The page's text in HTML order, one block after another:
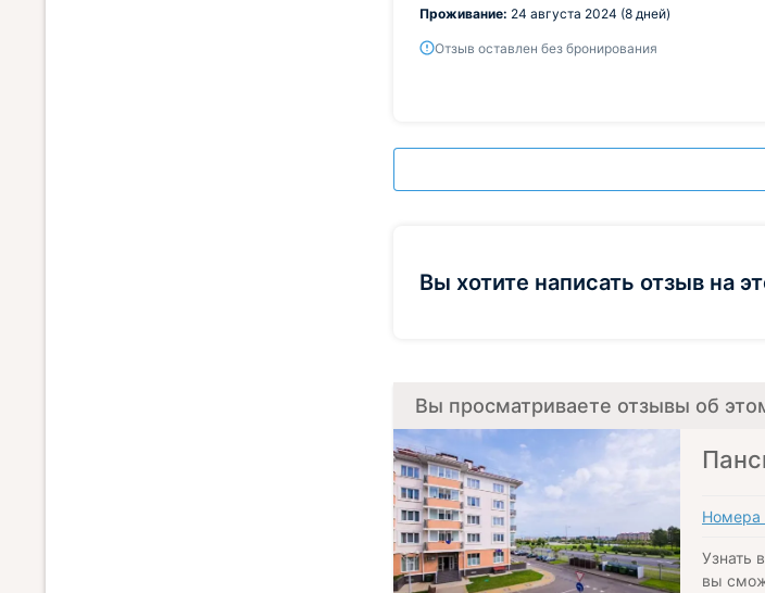
Проживание: 24 августа 2024 (8 дней)
Отзыв оставлен без бронирования
Вы хотите написать отзыв на
Вы просматриваете отзывы об
Номера
Узнать
вы